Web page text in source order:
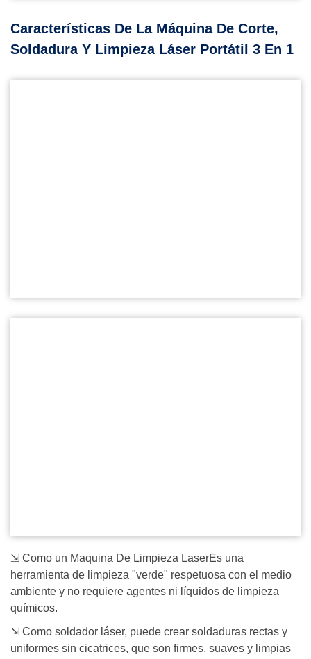
Características De La Máquina De Corte,
Soldadura Y Limpieza Láser Portátil 3 En 1
⇲ Como un Maquina De Limpieza LaserEs una
herramienta de limpieza "verde" respetuosa con el medio
ambiente y no requiere agentes ni líquidos de limpieza
químicos.
⇲ Como soldador láser, puede crear soldaduras rectas y
uniformes sin cicatrices, que son firmes, suaves y limpias